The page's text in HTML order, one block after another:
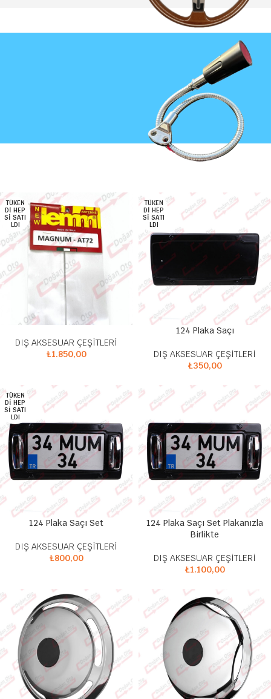
EZME KALEM
MOR
SİYAH
KAFA
TÜKEN
DI HEP
SI SATI
LDI
DIŞ AKSESUAR ÇEŞİTLERİ
₺1.850,00
TÜKEN
DI HEP
SI SATI
LDI
124 Plaka Saçı
DIŞ AKSESUAR ÇEŞİTLERİ
₺350,00
TÜKEN
DI HEP
SI SATI
LDI
124 Plaka Saçı Set
DIŞ AKSESUAR ÇEŞİTLERİ
₺800,00
124 Plaka Saçı Set Plakanızla
Birlikte
DIŞ AKSESUAR ÇEŞİTLERİ
₺1.100,00